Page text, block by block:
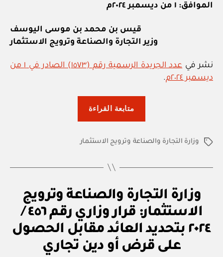
الموافق: ١ من ديسمبر ٢٠٢٤م
قيس بن محمد بن موسى اليوسف
وزير التجارة والصناعة وترويج الاستثمار
نشر في
عدد الجريدة الرسمية رقم (١٥٧٣) الصادر في ١ من
ديسمبر ٢٠٢٤م
.
متابعة القراءة
قرار
رقم
٧١٨
/
٢٠٢٤
بإصدار
الوسوموزارة التجارة والصناعة وترويج الاستثمار
التصنيفات
زا
وزارة التجارة والصناعة وترويج
الاستثمار: قرار وزاري رقم ٤٥٦ /
٢٠٢٤ بتحديد العائد مقابل الحصول
على قرض أو دين تجاري
بو
س